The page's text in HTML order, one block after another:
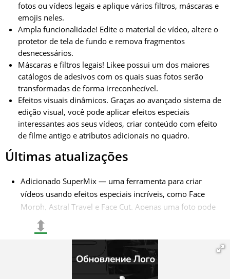
fotos ou vídeos legais e aplique vários filtros, máscaras e
emojis neles.
Ampla funcionalidade! Edite o material de vídeo, altere o
protetor de tela de fundo e remova fragmentos
desnecessários.
Máscaras e filtros legais! Likee possui um dos maiores
catálogos de adesivos com os quais suas fotos serão
transformadas de forma irreconhecível.
Efeitos visuais dinâmicos. Graças ao avançado sistema de
edição visual, você pode aplicar efeitos especiais
interessantes aos seus vídeos, criar conteúdo com efeito
de filme antigo e atributos adicionais no quadro.
Últimas atualizações
Adicionado SuperMix — uma ferramenta para criar
vídeos usando efeitos especiais incríveis, como Face
Morph, Astral Travel e Face Cut. Apenas uma foto pode
se transformar em um vídeo profissional e
emocionante;
Função Stickers & Music Magic, que permite
personalizar vídeos com vários adesivos engraçados,
felicitações, citações, penteados coloridos e emojis
⬍